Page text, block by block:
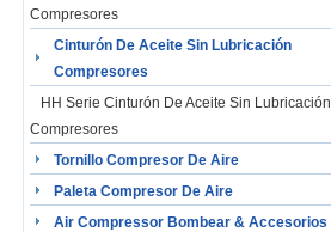
Compresores
Cinturón De Aceite Sin Lubricación
Compresores
HH Serie Cinturón De Aceite Sin Lubricación
Compresores
Tornillo Compresor De Aire
Paleta Compresor De Aire
Air Compressor Bombear & Accesorios